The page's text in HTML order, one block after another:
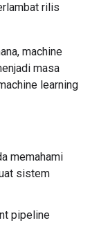
rilis
machine
masa
learning
memahami
sistem
pipeline